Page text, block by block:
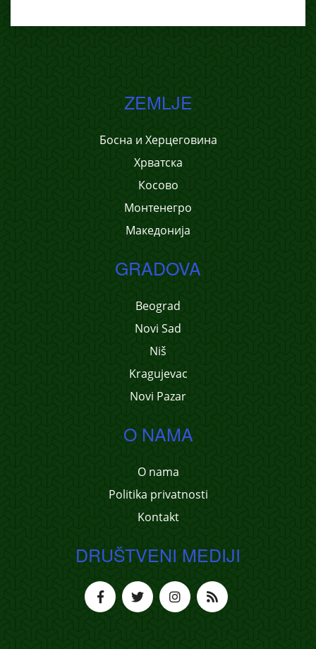
ZEMLJE
Босна и Херцеговина
Хрватска
Косово
Монтенегро
Македонија
GRADOVA
Beograd
Novi Sad
Niš
Kragujevac
Novi Pazar
O NAMA
O nama
Politika privatnosti
Kontakt
DRUŠTVENI MEDIJI